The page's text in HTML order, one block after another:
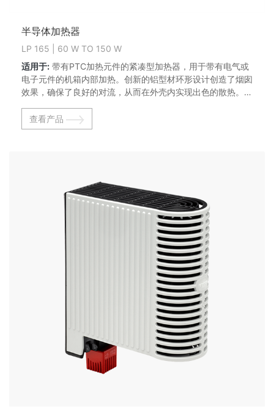
半导体加热器
LP 165 | 60 W TO 150 W
适用于:
电子元件的机箱内部加热。创新的铝型材环形设计创造了烟囱
效果，确保了良好的对流，从而在外壳内实现出色的散热。实
查看产品